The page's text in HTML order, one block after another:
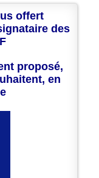
offert
des
proposé,
en